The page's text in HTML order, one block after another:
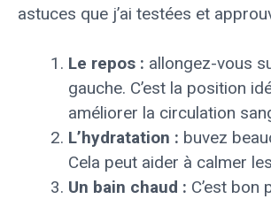
astuces que j’ai testées et
Le repos : allongez-vous
gauche. C’est la position
améliorer la circulation
L’hydratation : buvez
Cela peut aider à calmer
Un bain chaud : C’est bon